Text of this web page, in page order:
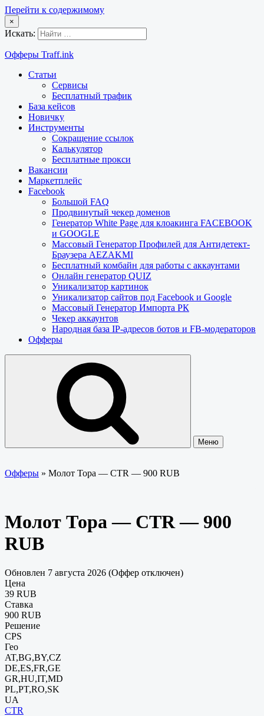
Перейти к содержимому
×
Искать:
Офферы Traff.ink
Статьи
Сервисы
Бесплатный трафик
База кейсов
Новичку
Инструменты
Сокращение ссылок
Калькулятор
Бесплатные прокси
Вакансии
Маркетплейс
Facebook
Большой FAQ
Продвинутый чекер доменов
Генератор White Page для клоакинга FACEBOOK
и GOOGLE
Массовый Генератор Профилей для Антидетект-
Браузера AEZAKMI
Бесплатный комбайн для работы с аккаунтами
Онлайн генератор QUIZ
Уникализатор картинок
Уникализатор сайтов под Facebook и Google
Массовый Генератор Импорта РК
Чекер аккаунтов
Народная база IP-адресов ботов и FB-модераторов
Офферы
Меню
Офферы » Молот Тора — CTR — 900 RUB
Молот Тора — CTR — 900
RUB
Обновлен 7 августа 2026 (Оффер отключен)
Цена
39 RUB
Ставка
900 RUB
Решение
CPS
Гео
AT,BG,BY,CZ
DE,ES,FR,GE
GR,HU,IT,MD
PL,PT,RO,SK
UA
CTR